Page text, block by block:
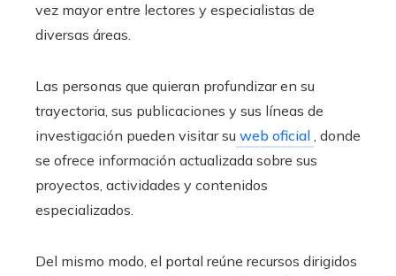
vez mayor entre lectores y especialistas de
diversas áreas.
Las personas que quieran profundizar en su
trayectoria, sus publicaciones y sus líneas de
investigación pueden visitar su web oficial , donde
se ofrece información actualizada sobre sus
proyectos, actividades y contenidos
especializados.
Del mismo modo, el portal reúne recursos dirigidos